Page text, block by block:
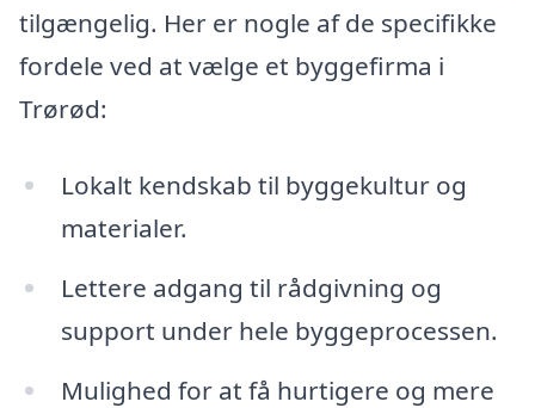
tilgængelig. Her er nogle af de specifikke
fordele ved at vælge et byggefirma i
Trørød:
Lokalt kendskab til byggekultur og
materialer.
Lettere adgang til rådgivning og
support under hele byggeprocessen.
Mulighed for at få hurtigere og mere